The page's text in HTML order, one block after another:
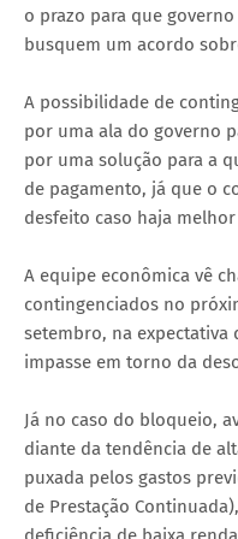
o prazo para que
busquem um acordo
A possibilidade de
por uma ala do governo
por uma solução para a
de pagamento, já que o
desfeito caso haja
A equipe econômica vê
contingenciados no
setembro, na expectativa
impasse em torno da
Já no caso do bloqueio,
diante da tendência de
puxada pelos gastos
de Prestação